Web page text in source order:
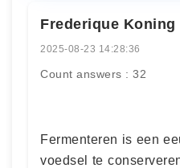
Frederique Koning
2025-08-23 14:28:36
Count answers : 32
Fermenteren is een
voedsel te